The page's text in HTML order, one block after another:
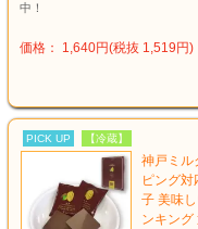
中！
価格： 1,640円(税抜 1,519円)
PICK UP 【冷蔵】
神戸ミル
ピング
子 美味
ンキング